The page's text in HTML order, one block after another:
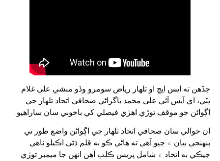
جڏھن ته ايس ايڇ او تلھار رياض سومرو وڏو منشي علي غلام
ڀٽي، اي آيس آئي علي محمد باگراڻي صحافي اتحاد تلھار جي
اڳواڻن جو موقف توڙي اھڙي فيصلي کي باخوبي سان ساراھيو.
ان حوالي سان صحافي اتحاد تلھار جي اڳواڻن واضع طور تي
پنھنجي بيان ۾ چيو آھي ته ھاڻي ڪو به قلم ڌڻي اڪيلو ناھي
جيڪي به اتحاد ۾ شامل پريس ڪلب آھن انھن جا ميمبر توڙي